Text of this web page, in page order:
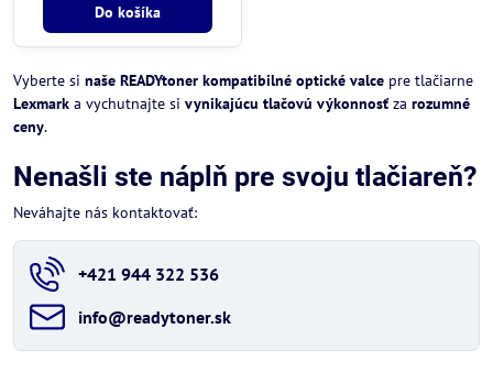
Do košíka
Vyberte si naše READYtoner kompatibilné optické valce pre tlačiarne
Lexmark a vychutnajte si vynikajúcu tlačovú výkonnosťza rozumné
ceny.
Nenašli ste náplň pre svoju tlačiareň?
Neváhajte nás kontaktovať:
+421 944 322 536
info​@readytoner​.sk